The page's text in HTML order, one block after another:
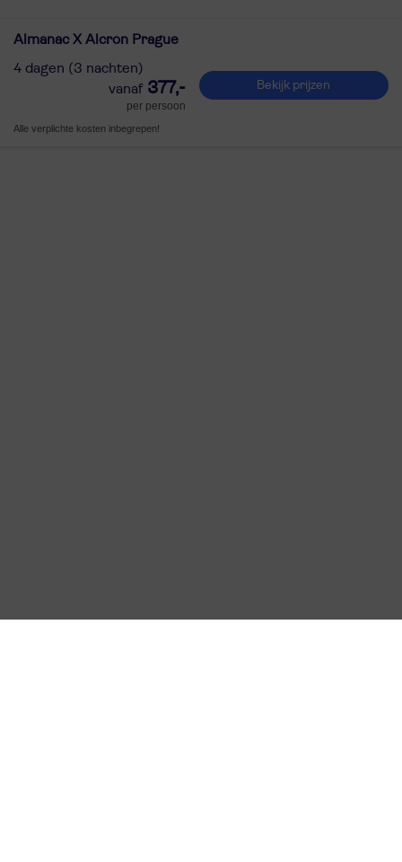
Almanac X Alcron Prague
4 dagen (3 nachten)
377,-
per persoon
Bekijk prijzen
Alle verplichte kosten inbegrepen!